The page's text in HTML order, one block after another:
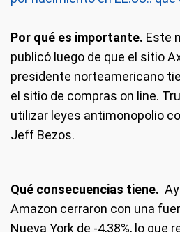
Por qué es importante. Este
publicó luego de que el sitio
presidente norteamericano
el sitio de compras on line.
utilizar leyes antimonopolio
Jeff Bezos.
Qué consecuencias tiene.
Amazon cerraron con una
Nueva York de -4,38%, lo que